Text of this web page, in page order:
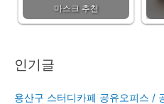
마스크 추천
인기글
용산구 스터디카페 공유오피스 /